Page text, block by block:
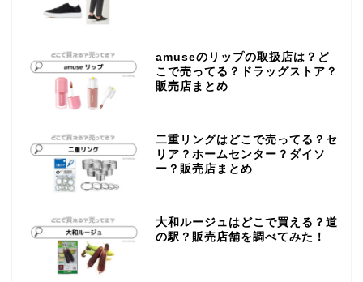
amuseのリップの取扱店は？ど
こで売ってる？ドラッグストア？
販売店まとめ
二重リングはどこで売ってる？セ
リア？ホームセンター？ダイソ
ー？販売店まとめ
大和ルージュはどこで買える？道
の駅？販売店舗を調べてみた！